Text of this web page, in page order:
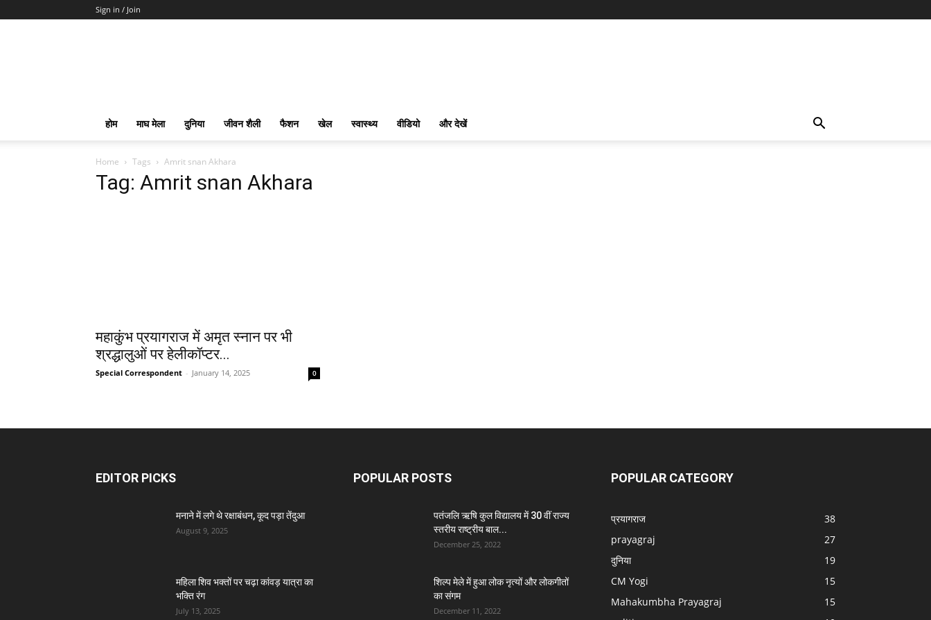
Sign in / Join
होम माघ मेला दुनिया जीवन शैली फैशन खेल स्वास्थ्य वीडियो और देखें
Home Tags Amrit snan Akhara
Tag: Amrit snan Akhara
महाकुंभ प्रयागराज में अमृत स्नान पर भी
श्रद्धालुओं पर हेलीकॉप्टर...
Special Correspondent - January 14, 2025 0
EDITOR PICKS
मनाने में लगे थे रक्षाबंधन, कूद पड़ा तेंदुआ
August 9, 2025
महिला शिव भक्तों पर चढ़ा कांवड़ यात्रा का
भक्ति रंग
July 13, 2025
POPULAR POSTS
पतंजलि ऋषि कुल विद्यालय में 30 वीं राज्य
स्तरीय राष्ट्रीय बाल...
December 25, 2022
शिल्प मेले में हुआ लोक नृत्यों और लोकगीतों
का संगम
December 11, 2022
POPULAR CATEGORY
प्रयागराज
38
prayagraj
27
दुनिया
19
CM Yogi
15
Mahakumbha Prayagraj
15